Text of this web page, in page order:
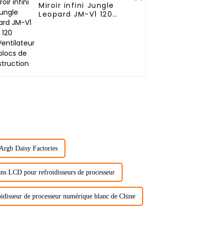
Miroir infini Jungle
Leopard JM-V1 120
Daisy Factories
LCD pour refroidisseurs de processeur
de processeur numérique blanc de Chine